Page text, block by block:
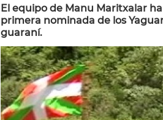
El equipo de Manu Maritxalar
primera nominada de los
guaraní.